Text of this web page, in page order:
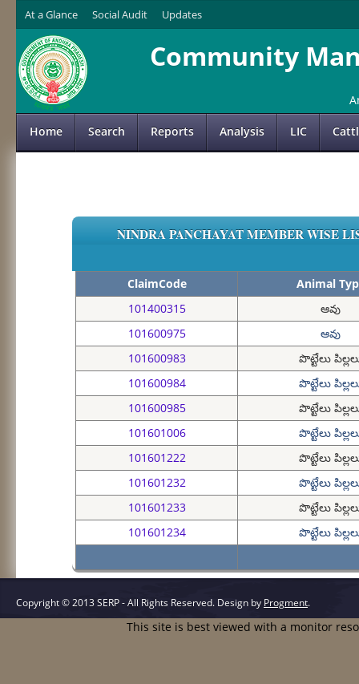
At a Glance Social Audit Updates
Community
Home Search Reports Analysis LIC
NINDRA PANCHAYAT MEMBER WISE
ClaimCode
Animal
101400315
ఆవు
101600975
ఆవు
101600983
పొట్టేలు
101600984
పొట్టేలు
101600985
పొట్టేలు
101601006
పొట్టేలు
101601222
పొట్టేలు
101601232
పొట్టేలు
101601233
పొట్టేలు
101601234
పొట్టేలు
Copyright © 2013 SERP - All Rights Reserved. Design by Progment.
This site is best viewed with a monitor